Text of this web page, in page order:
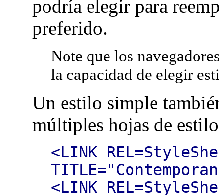
podría elegir para
preferido.
Note que los
la capacidad de elegir
Un estilo simple
múltiples hojas de
<LINK
<LINK